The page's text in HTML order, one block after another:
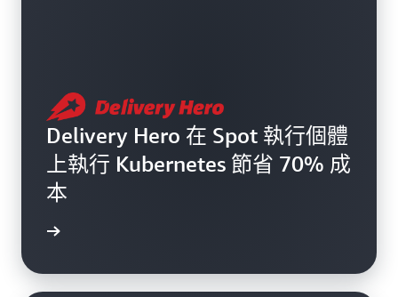
Delivery Hero 在 Spot 執行個體
上執行 Kubernetes 節省 70% 成
本